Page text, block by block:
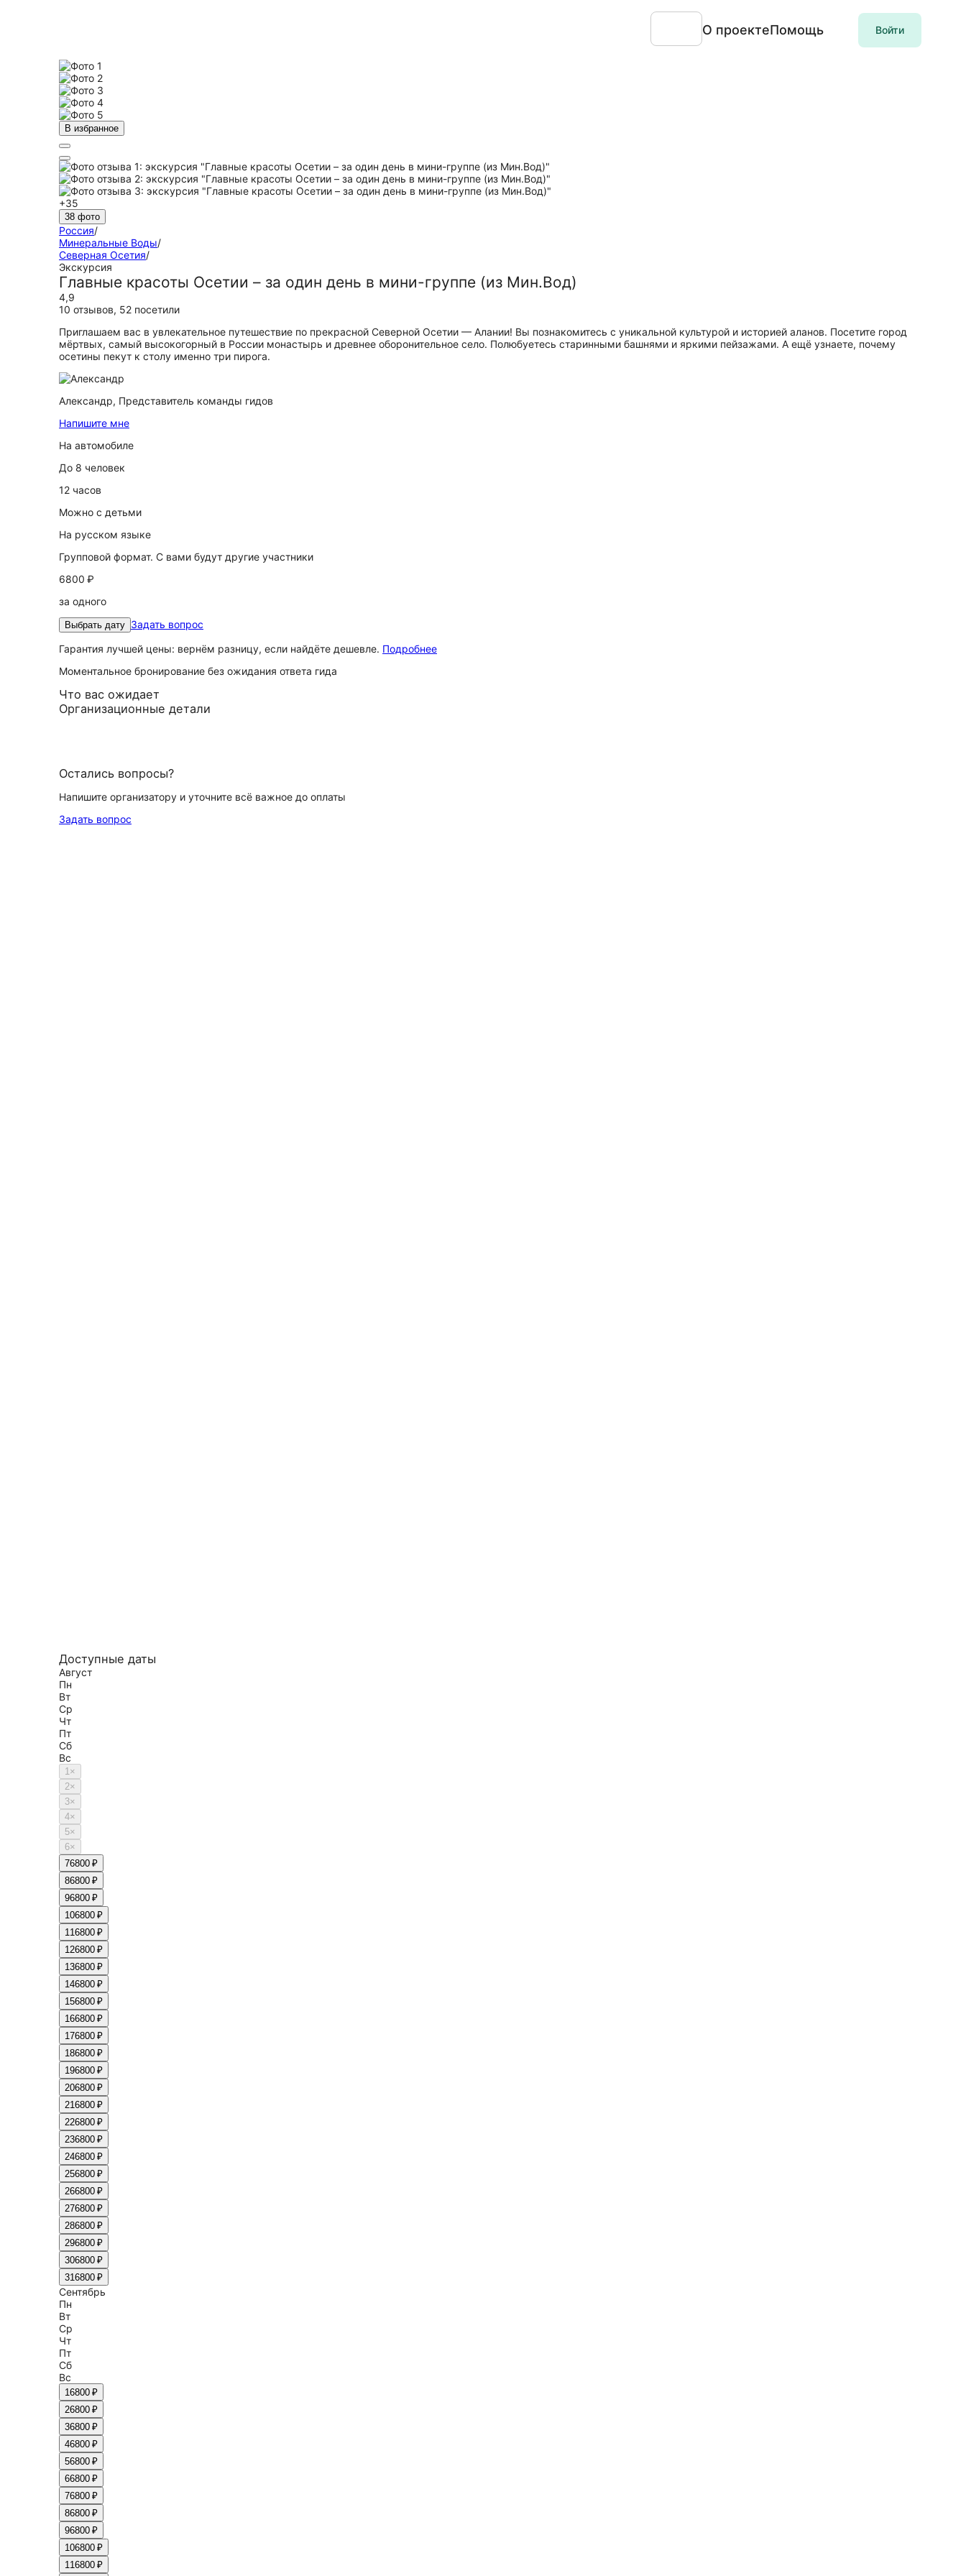
О проектеПомощь Войти
В избранное
+35
38 фото
Россия/
Минеральные Воды/
Северная Осетия/
Экскурсия
Главные красоты Осетии – за один день в мини-группе (из Мин.Вод)
4,9
10 отзывов, 52 посетили
Приглашаем вас в увлекательное путешествие по прекрасной Северной Осетии — Алании! Вы познакомитесь с уникальной культурой и историей аланов. Посетите город
мёртвых, самый высокогорный в России монастырь и древнее оборонительное село. Полюбуетесь старинными башнями и яркими пейзажами. А ещё узнаете, почему
осетины пекут к столу именно три пирога.
Александр, Представитель команды гидов
Напишите мне
На автомобиле
До 8 человек
12 часов
Можно с детьми
На русском языке
Групповой формат. С вами будут другие участники
6800 ₽
за одного
Выбрать дату Задать вопрос
Гарантия лучшей цены: вернём разницу, если найдёте дешевле. Подробнее
Моментальное бронирование без ожидания ответа гида
Что вас ожидает
Организационные детали
Остались вопросы?
Напишите организатору и уточните всё важное до оплаты
Задать вопрос
Доступные даты
Август
Пн
Вт
Ср
Чт
Пт
Сб
Вс
1×
2×
3×
4×
5×
6×
76800 ₽
86800 ₽
96800 ₽
106800 ₽
116800 ₽
126800 ₽
136800 ₽
146800 ₽
156800 ₽
166800 ₽
176800 ₽
186800 ₽
196800 ₽
206800 ₽
216800 ₽
226800 ₽
236800 ₽
246800 ₽
256800 ₽
266800 ₽
276800 ₽
286800 ₽
296800 ₽
306800 ₽
316800 ₽
Сентябрь
Пн
Вт
Ср
Чт
Пт
Сб
Вс
16800 ₽
26800 ₽
36800 ₽
46800 ₽
56800 ₽
66800 ₽
76800 ₽
86800 ₽
96800 ₽
106800 ₽
116800 ₽